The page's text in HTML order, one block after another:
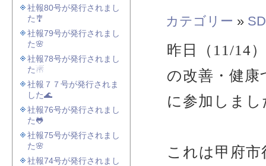
カテゴリー »
昨日（11/14
の改善・健
に参加しまし
これは甲府
社報80号が発行されまし
た🎐
社報79号が発行されまし
た🌸
社報78号が発行されまし
た☃
社報７７号が発行されま
した🌊
社報76号が発行されまし
た🐸
社報75号が発行されまし
た🌸
社報74号が発行されまし